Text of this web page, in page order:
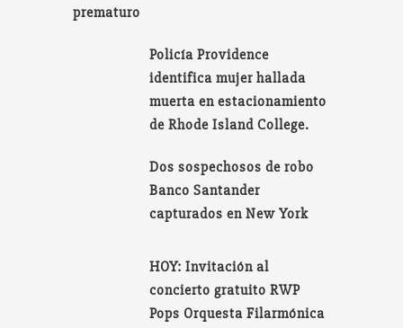
prematuro
Policía Providence
identifica mujer hallada
muerta en estacionamiento
de Rhode Island College.
Dos sospechosos de robo
Banco Santander
capturados en New York
HOY: Invitación al
concierto gratuito RWP
Pops Orquesta Filarmónica